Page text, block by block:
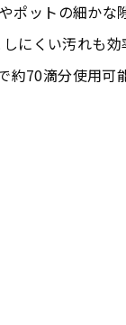
ポットの細かな
にくい汚れも効
約70滴分使用可